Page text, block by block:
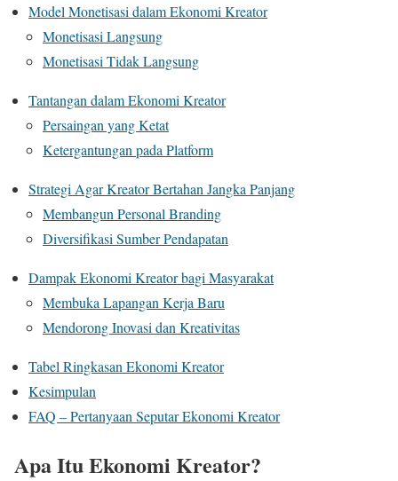
Model Monetisasi dalam Ekonomi Kreator
Monetisasi Langsung
Monetisasi Tidak Langsung
Tantangan dalam Ekonomi Kreator
Persaingan yang Ketat
Ketergantungan pada Platform
Strategi Agar Kreator Bertahan Jangka Panjang
Membangun Personal Branding
Diversifikasi Sumber Pendapatan
Dampak Ekonomi Kreator bagi Masyarakat
Membuka Lapangan Kerja Baru
Mendorong Inovasi dan Kreativitas
Tabel Ringkasan Ekonomi Kreator
Kesimpulan
FAQ – Pertanyaan Seputar Ekonomi Kreator
Apa Itu Ekonomi Kreator?